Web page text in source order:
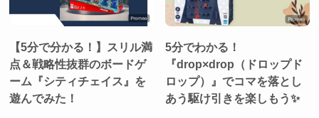
【5分で分かる！】スリル満
点＆戦略性抜群のボードゲ
ーム『シティチェイス』を
遊んでみた！
5分でわかる！
『drop×drop（ドロップド
ロップ）』でコマを落とし
あう駆け引きを楽しもう✨